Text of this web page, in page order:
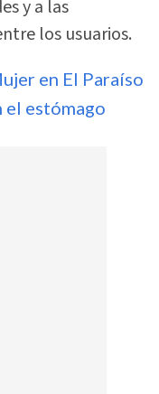
y a las
los usuarios.
en El Paraíso
estómago